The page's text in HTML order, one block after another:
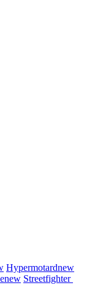
Hypermotardnew
new Streetfighter